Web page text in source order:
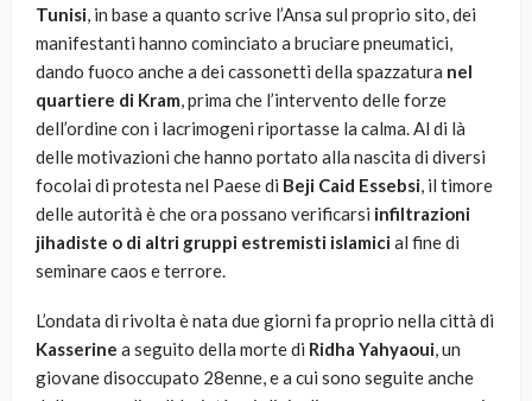
Tunisi, in base a quanto scrive l’Ansa sul proprio sito, dei
manifestanti hanno cominciato a bruciare pneumatici,
dando fuoco anche a dei cassonetti della spazzatura nel
quartiere di Kram, prima che l’intervento delle forze
dell’ordine con i lacrimogeni riportasse la calma. Al di là
delle motivazioni che hanno portato alla nascita di diversi
focolai di protesta nel Paese di Beji Caid Essebsi, il timore
delle autorità è che ora possano verificarsi infiltrazioni
jihadiste o di altri gruppi estremisti islamicial fine di
seminare caos e terrore.
L’ondata di rivolta è nata due giorni fa proprio nella città di
Kasserine a seguito della morte di Ridha Yahyaoui, un
giovane disoccupato 28enne, e a cui sono seguite anche